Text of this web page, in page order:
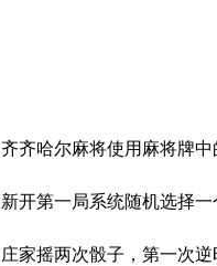
齐齐哈尔麻将使用麻将牌中
新开第一局系统随机选择
庄家摇两次骰子，第一次